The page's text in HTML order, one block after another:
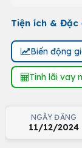
Tiện ích & Đặc
Biến động
Tính lãi vay
NGÀY ĐĂNG
11/12/2024